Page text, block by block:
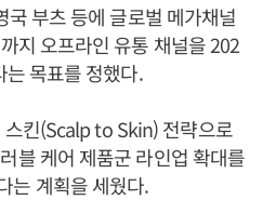
국 부츠 등에 글로벌 메가채널
지 오프라인 유통 채널을 202
목표를 정했다.
킨(Scalp to Skin) 전략으로
블 케어 제품군 라인업 확대를
는 계획을 세웠다.